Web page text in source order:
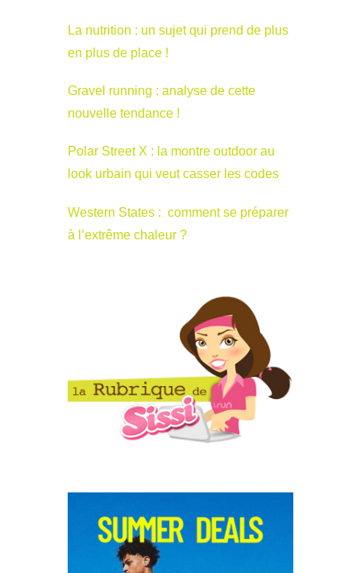
La nutrition : un sujet qui prend de plus
en plus de place !
Gravel running : analyse de cette
nouvelle tendance !
Polar Street X : la montre outdoor au
look urbain qui veut casser les codes
Western States : comment se préparer
à l’extrême chaleur ?